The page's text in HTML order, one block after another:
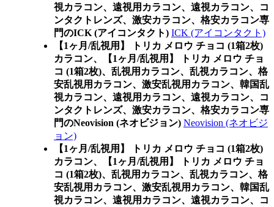
視カラコン、遠視用カラコン、遠視カラコン、コ
ンタクトレンズ、激安カラコン、格安カラコン専
門のICK (アイコンタクト) ICK (アイコンタクト)
【1ヶ月/乱視用】 トリカ メロウ チョコ (1箱2枚)
カラコン、
【1ヶ月/乱視用】 トリカ メロウ チョ
コ (1箱2枚)、乱視用カラコン、乱視カラコン、格
安乱視用カラコン、激安乱視用カラコン、韓国乱
視カラコン、遠視用カラコン、遠視カラコン、コ
ンタクトレンズ、激安カラコン、格安カラコン専
門のNeovision (ネオビジョン) Neovision (ネオビジ
ョン)
【1ヶ月/乱視用】 トリカ メロウ チョコ (1箱2枚)
カラコン、
【1ヶ月/乱視用】 トリカ メロウ チョ
コ (1箱2枚)、乱視用カラコン、乱視カラコン、格
安乱視用カラコン、激安乱視用カラコン、韓国乱
視カラコン、遠視用カラコン、遠視カラコン、コ